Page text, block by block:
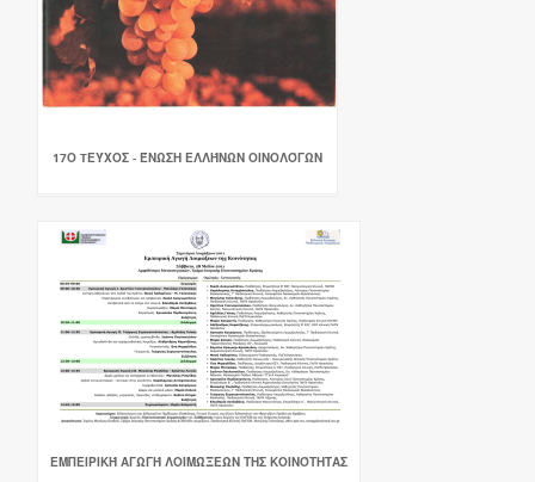
17Ο TΕΎΧΟΣ - ΈΝΩΣΗ ΕΛΛΉΝΩΝ ΟΙΝΟΛΌΓΩΝ
ΕΜΠΕΙΡΙΚΉ ΑΓΩΓΉ ΛΟΙΜΏΞΕΩΝ ΤΗΣ ΚΟΙΝΌΤΗΤΑΣ